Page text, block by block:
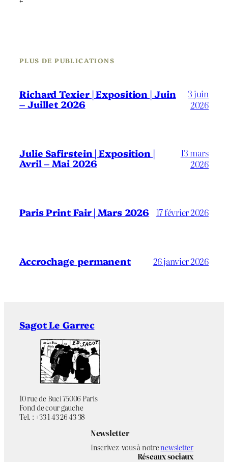
PLUS DE PUBLICATIONS
Richard Texier | Exposition | Juin
– Juillet 2026
3 juin
2026
Julie Safirstein | Exposition |
Avril – Mai 2026
13 mars
2026
Paris Print Fair | Mars 2026 17 février 2026
Accrochage permanent 26 janvier 2026
Sagot Le Garrec
10 rue de Buci 75006 Paris
Fond de cour gauche
Tel. : +33 1 43 26 43 38
Newsletter
Inscrivez-vous à notrenewsletter
Réseaux sociaux